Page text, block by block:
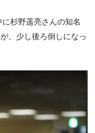
杉野遥亮さんの知名
、少し後ろ倒しになっ